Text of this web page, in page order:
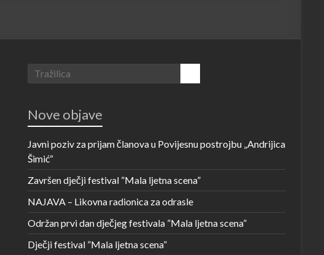
Nove objave
Javni poziv za prijam članova u Povijesnu postrojbu „Andrijica
Šimić“
Završen dječji festival ”Mala ljetna scena”
NAJAVA – Likovna radionica za odrasle
Održan prvi dan dječjeg festivala ”Mala ljetna scena”
Dječji festival ”Mala ljetna scena”